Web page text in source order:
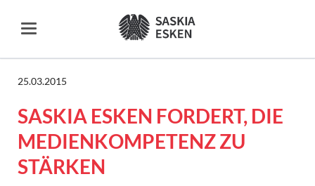
25.03.2015
SASKIA ESKEN FORDERT, DIE
MEDIENKOMPETENZ ZU
STÄRKEN